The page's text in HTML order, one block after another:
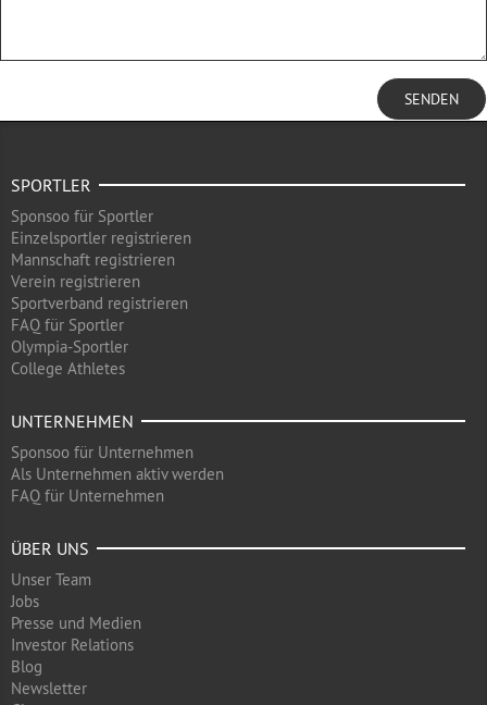
SENDEN
SPORTLER
Sponsoo für Sportler
Einzelsportler registrieren
Mannschaft registrieren
Verein registrieren
Sportverband registrieren
FAQ für Sportler
Olympia-Sportler
College Athletes
UNTERNEHMEN
Sponsoo für Unternehmen
Als Unternehmen aktiv werden
FAQ für Unternehmen
ÜBER UNS
Unser Team
Jobs
Presse und Medien
Investor Relations
Blog
Newsletter